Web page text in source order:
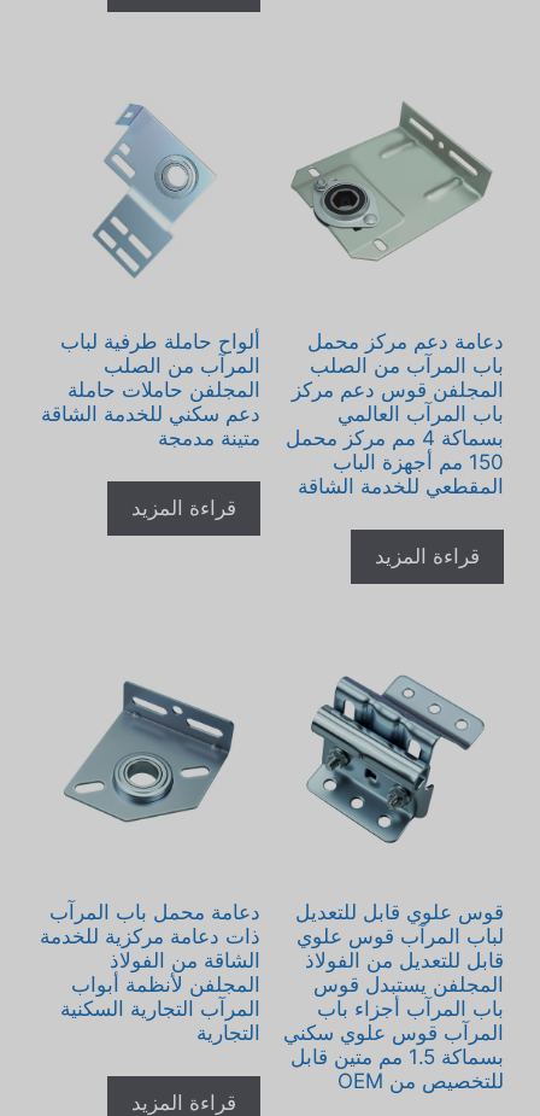
دعامة دعم مركز محمل
باب المرآب من الصلب
المجلفن قوس دعم مركز
باب المرآب العالمي
بسماكة 4 مم مركز محمل
150 مم أجهزة الباب
المقطعي للخدمة الشاقة
قراءة المزيد
ألواح حاملة طرفية لباب
المرآب من الصلب
المجلفن حاملات حاملة
دعم سكني للخدمة الشاقة
متينة مدمجة
قراءة المزيد
قوس علوي قابل للتعديل
لباب المرآب قوس علوي
قابل للتعديل من الفولاذ
المجلفن يستبدل قوس
باب المرآب أجزاء باب
المرآب قوس علوي سكني
بسماكة 1.5 مم متين قابل
للتخصيص من OEM
دعامة محمل باب المرآب
ذات دعامة مركزية للخدمة
الشاقة من الفولاذ
المجلفن لأنظمة أبواب
المرآب التجارية السكنية
التجارية
قراءة المزيد